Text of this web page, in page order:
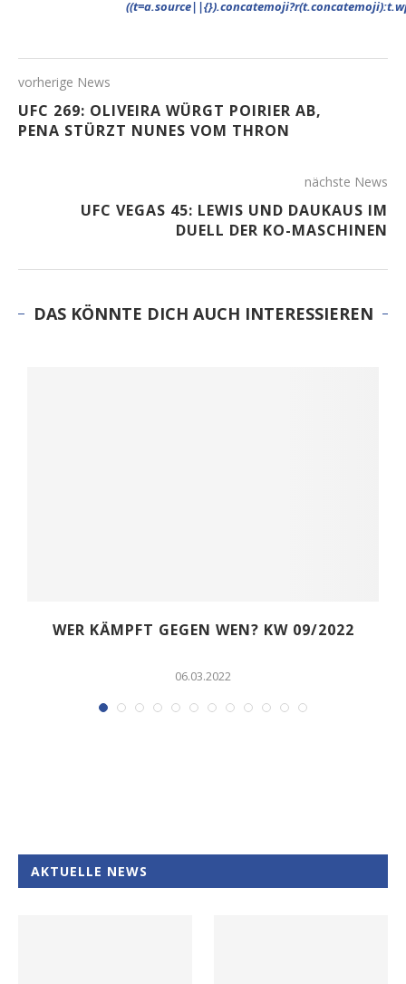
vorherige News
UFC 269: OLIVEIRA WÜRGT POIRIER AB,
PENA STÜRZT NUNES VOM THRON
nächste News
UFC VEGAS 45: LEWIS UND DAUKAUS IM
DUELL DER KO-MASCHINEN
DAS KÖNNTE DICH AUCH INTERESSIEREN
WER KÄMPFT GEGEN WEN? KW 09/2022
06.03.2022
AKTUELLE NEWS